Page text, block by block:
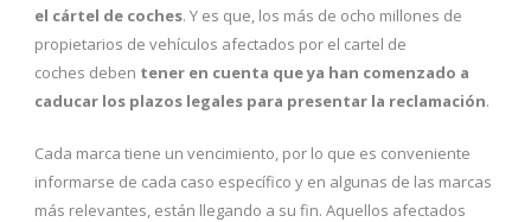
el cártel de coches. Y es que, los más de ocho millones de
propietarios de vehículos afectados por el cartel de
coches deben tener en cuenta que ya han comenzado a
caducar los plazos legales para presentar la reclamación.
Cada marca tiene un vencimiento, por lo que es conveniente
informarse de cada caso específico y en algunas de las marcas
más relevantes, están llegando a su fin. Aquellos afectados